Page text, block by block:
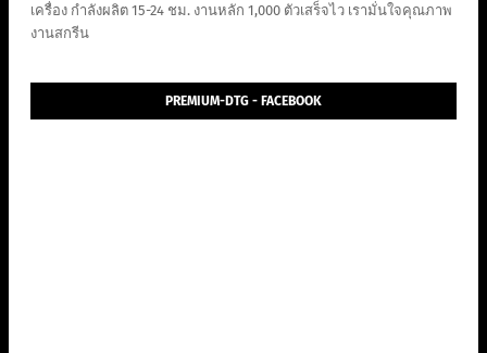
เครื่อง กำลังผลิต 15-24 ชม. งานหลัก 1,000 ตัวเสร็จไว เรามั่นใจคุณภาพ
งานสกรีน
PREMIUM-DTG - FACEBOOK